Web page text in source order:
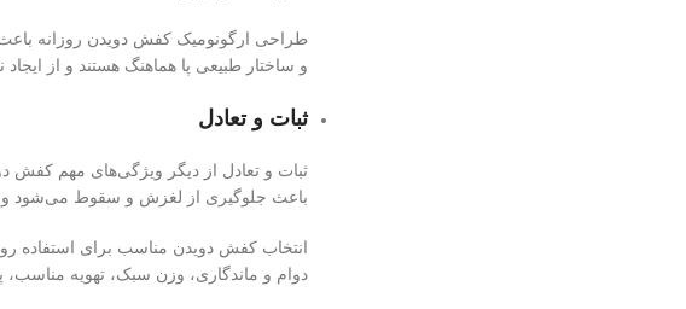
طراحی ارگونومیک کفش دویدن روزانه
و ساختار طبیعی پا هماهنگ هستند و از
ثبات و تعادل
ثبات و تعادل از دیگر ویژگی‌های مهم کفش
باعث جلوگیری از لغزش و سقوط می‌شود و
انتخاب کفش دویدن مناسب برای استفاده
دوام و ماندگاری، وزن سبک، تهویه مناسب،